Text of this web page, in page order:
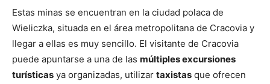
Estas minas se encuentran en la ciudad polaca de
Wieliczka, situada en el área metropolitana de Cracovia y
llegar a ellas es muy sencillo. El visitante de Cracovia
puede apuntarse a una de las múltiples excursiones
turísticas ya organizadas, utilizar taxistas que ofrecen